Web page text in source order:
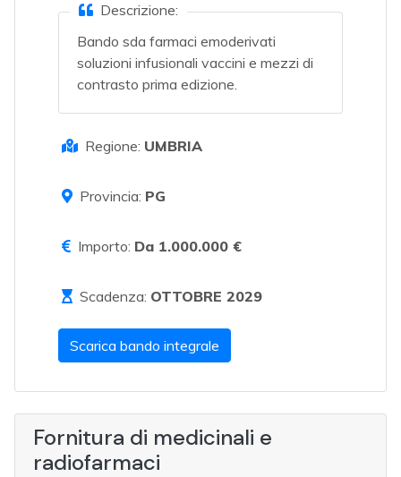
Descrizione:
Bando sda farmaci emoderivati
soluzioni infusionali vaccini e mezzi di
contrasto prima edizione.
Regione: UMBRIA
Provincia: PG
Importo: Da 1.000.000 €
Scadenza: OTTOBRE 2029
Scarica bando integrale
Fornitura di medicinali e
radiofarmaci